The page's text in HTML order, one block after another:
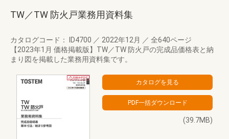
TW／TW 防火戸業務用資料集
カタログコード： ID4700 ／ 2022年12月 ／ 全640ページ
【2023年1月 価格掲載版】TW／TW 防火戸の完成品価格表と納
まり図を掲載した業務用資料集です。
(39.7MB)